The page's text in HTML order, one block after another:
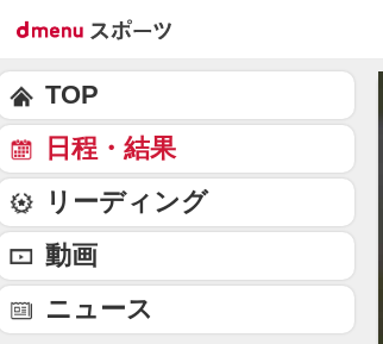
TOP
日程・結果
リーディング
動画
ニュース